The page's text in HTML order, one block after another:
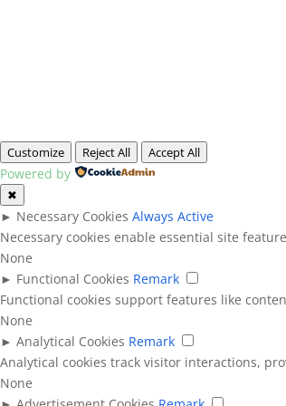
Customize Reject All Accept All
Powered by
✖
► Necessary Cookies Always Active
Necessary cookies enable essential site
None
► Functional Cookies Remark
Functional cookies support features like
None
► Analytical Cookies Remark
Analytical cookies track visitor interactions,
None